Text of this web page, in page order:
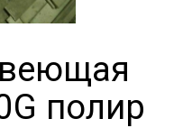
полир